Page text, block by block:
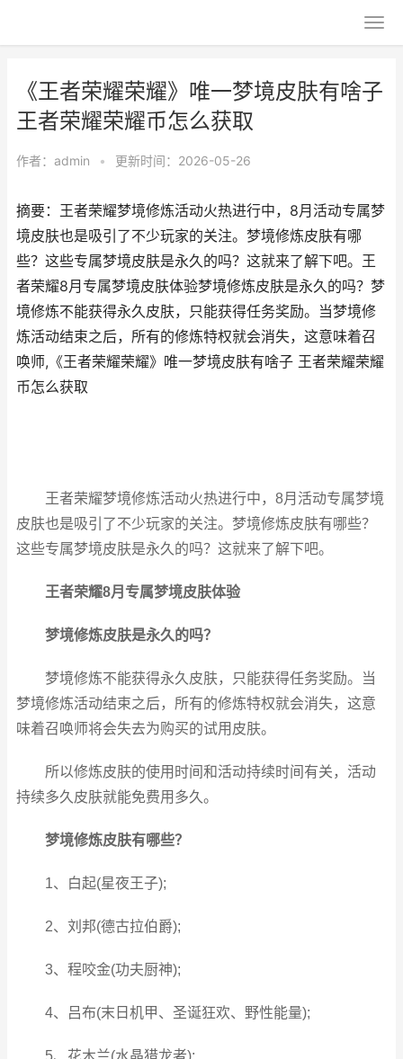
《王者荣耀荣耀》唯一梦境皮肤有啥子
王者荣耀荣耀币怎么获取
作者： admin • 更新时间：2026-05-26
摘要：王者荣耀梦境修炼活动火热进行中，8月活动专属梦
境皮肤也是吸引了不少玩家的关注。梦境修炼皮肤有哪
些？这些专属梦境皮肤是永久的吗？这就来了解下吧。王
者荣耀8月专属梦境皮肤体验梦境修炼皮肤是永久的吗？梦
境修炼不能获得永久皮肤，只能获得任务奖励。当梦境修
炼活动结束之后，所有的修炼特权就会消失，这意味着召
唤师,《王者荣耀荣耀》唯一梦境皮肤有啥子 王者荣耀荣耀
币怎么获取
王者荣耀梦境修炼活动火热进行中，8月活动专属梦境
皮肤也是吸引了不少玩家的关注。梦境修炼皮肤有哪些？
这些专属梦境皮肤是永久的吗？这就来了解下吧。
王者荣耀8月专属梦境皮肤体验
梦境修炼皮肤是永久的吗？
梦境修炼不能获得永久皮肤，只能获得任务奖励。当
梦境修炼活动结束之后，所有的修炼特权就会消失，这意
味着召唤师将会失去为购买的试用皮肤。
所以修炼皮肤的使用时间和活动持续时间有关，活动
持续多久皮肤就能免费用多久。
梦境修炼皮肤有哪些？
1、白起(星夜王子);
2、刘邦(德古拉伯爵);
3、程咬金(功夫厨神);
4、吕布(末日机甲、圣诞狂欢、野性能量);
5、花木兰(水晶猎龙者);